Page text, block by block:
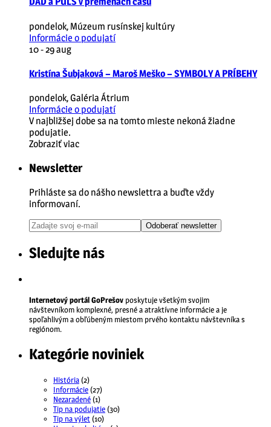
pondelok, Múzeum rusínskej kultúry
Informácie o podujatí
10 - 29aug
Kristína Šubjaková – Maroš Meško – SYMBOLY A PRÍBEHY
pondelok,Galéria Átrium
Informácie o podujatí
V najbližšej dobe sa na tomto mieste nekoná žiadne
podujatie.
Zobraziť viac
Newsletter
Prihláste sa do nášho newslettra a buďte vždy
informovaní.
Odoberať newsletter
Sledujte nás
Internetový portál GoPrešov poskytuje všetkým svojim
návštevníkom komplexné, presné a atraktívne informácie a je
spoľahlivým a obľúbeným miestom prvého kontaktu návštevníka s
regiónom.
Kategórie noviniek
História(2)
Informácie(27)
Nezaradené(1)
Tip na podujatie(30)
Tip na výlet(10)